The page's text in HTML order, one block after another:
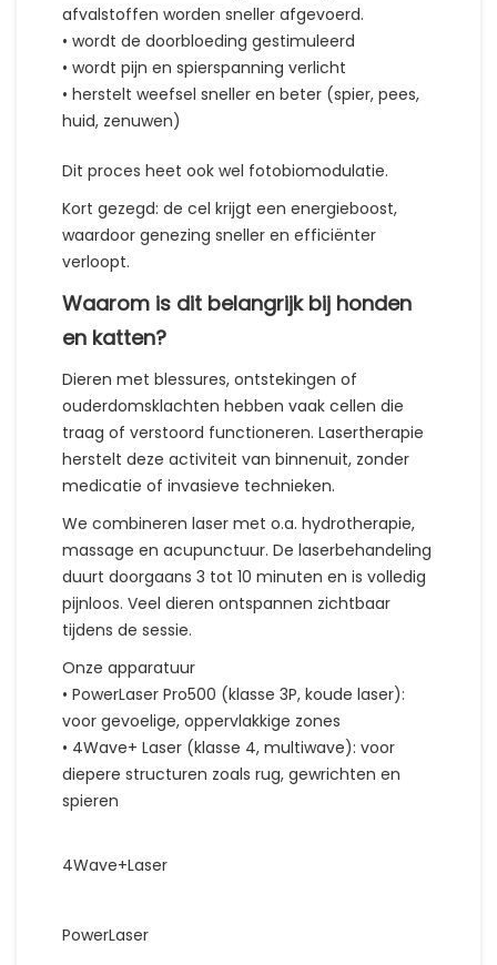
afvalstoffen worden sneller afgevoerd.
• wordt de doorbloeding gestimuleerd
• wordt pijn en spierspanning verlicht
• herstelt weefsel sneller en beter (spier, pees,
huid, zenuwen)
Dit proces heet ook wel fotobiomodulatie.
Kort gezegd: de cel krijgt een energieboost,
waardoor genezing sneller en efficiënter
verloopt.
Waarom is dit belangrijk bij honden
en katten?
Dieren met blessures, ontstekingen of
ouderdomsklachten hebben vaak cellen die
traag of verstoord functioneren. Lasertherapie
herstelt deze activiteit van binnenuit, zonder
medicatie of invasieve technieken.
We combineren laser met o.a. hydrotherapie,
massage en acupunctuur. De laserbehandeling
duurt doorgaans 3 tot 10 minuten en is volledig
pijnloos. Veel dieren ontspannen zichtbaar
tijdens de sessie.
Onze apparatuur
• PowerLaser Pro500 (klasse 3P, koude laser):
voor gevoelige, oppervlakkige zones
• 4Wave+ Laser (klasse 4, multiwave): voor
diepere structuren zoals rug, gewrichten en
spieren
4Wave+Laser
PowerLaser